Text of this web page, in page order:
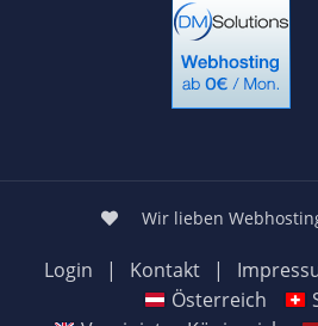
Wir lieben
Login | Kontakt |
Österreich